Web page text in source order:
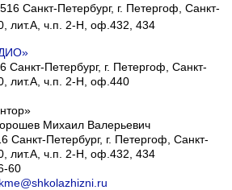
Санкт-Петербург, г. Петергоф, Санкт-
лит.А, ч.п. 2-Н, оф.432, 434
Санкт-Петербург, г. Петергоф, Санкт-
лит.А, ч.п. 2-Н, оф.440
Михаил Валерьевич
Санкт-Петербург, г. Петергоф Санкт-
лит.А, ч.п. 2-Н, оф.432, 434
60